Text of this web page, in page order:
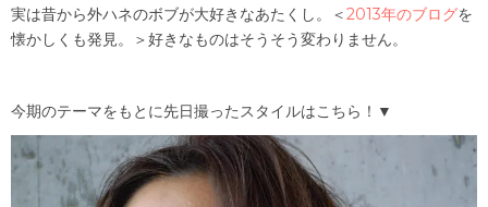
実は昔から外ハネのボブが大好きなあたくし。＜2013年のブログを
懐かしくも発見。＞好きなものはそうそう変わりません。
今期のテーマをもとに先日撮ったスタイルはこちら！▼